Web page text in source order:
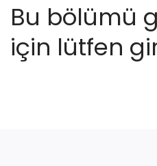
Bu bölümü
için lütfen